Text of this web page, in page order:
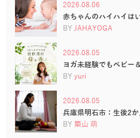
2026.08.06
赤ちゃんのハイハイは
BY JAHAYOGA
2026.08.05
ヨガ未経験でもベビー
BY yuri
2026.08.05
兵庫県明石市：生後2
BY 築山 萌